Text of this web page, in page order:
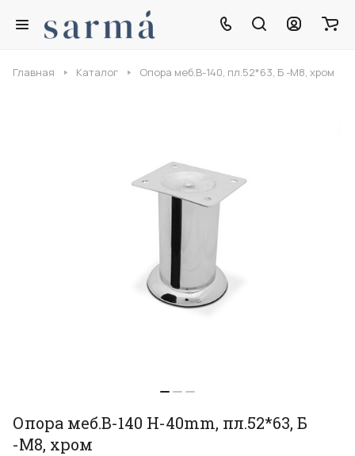
Главная Каталог Опора меб.В-140, пл.52*63, Б -М8, хром
Опора меб.В-140 H-40mm, пл.52*63, Б
-М8, хром